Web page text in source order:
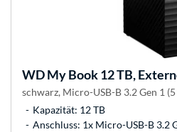
WDMy Book 12 TB,
schwarz, Micro-USB-B 3.2 Gen 1
Kapazität: 12 TB
Anschluss: 1x Micro-USB-B 3.2